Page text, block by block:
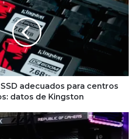
adecuados para centros
datos de Kingston